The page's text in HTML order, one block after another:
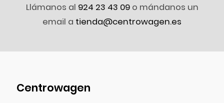
Llámanos al 924 23 43 09o mándanos un
email a tienda@centrowagen.es
Centrowagen